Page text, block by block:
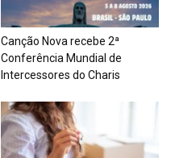
Canção Nova recebe 2ª
Conferência Mundial de
Intercessores do Charis